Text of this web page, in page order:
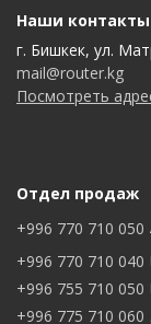
Наши контакты
г. Бишкек, ул.
mail@router.kg
Посмотреть
Отдел продаж
+996 770 710 050
+996 770 710 040
+996 755 710 050
+996 775 710 060